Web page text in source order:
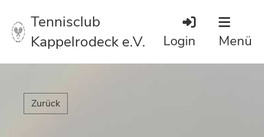
Tennisclub
Kappelrodeck e.V.
Login Menü
Zurück